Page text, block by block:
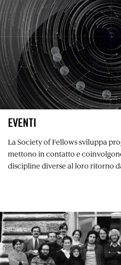
EVENTI
La Society of Fellows sviluppa
mettono in contatto e
discipline diverse al loro ritorno